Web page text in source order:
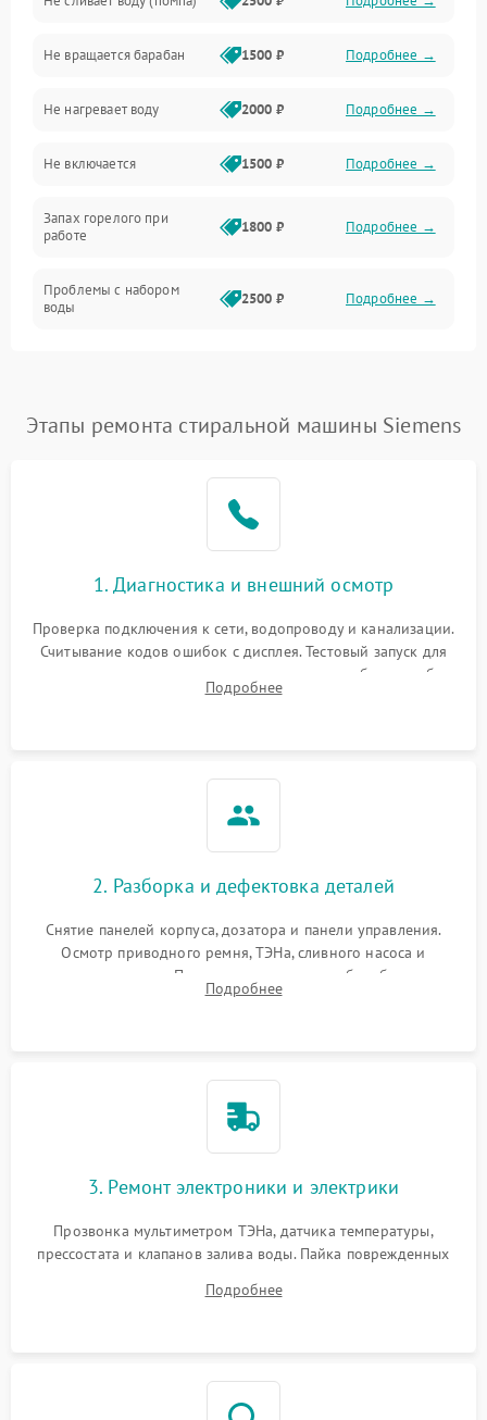
Водоснабжение
Слив
Программное обеспечение
Не вращается барабан 1500 ₽ Подробнее →
Не нагревает воду 2000 ₽ Подробнее →
Не включается 1500 ₽ Подробнее →
Запах горелого при
работе
1800 ₽ Подробнее →
Проблемы с набором
воды
2500 ₽ Подробнее →
2200 ₽ Подробнее →
Этапы ремонта стиральной машины Siemens
1. Диагностика и внешний осмотр
Проверка подключения к сети, водопроводу и канализации.
Считывание кодов ошибок с дисплея. Тестовый запуск для
выявления посторонних шумов, протечек или сбоев в работе
электронного модуля управления.
Подробнее
2. Разборка и дефектовка деталей
Снятие панелей корпуса, дозатора и панели управления.
Осмотр приводного ремня, ТЭНа, сливного насоса и
амортизаторов. Проверка подшипников барабана и
крестовины на износ, а манжеты люка на разрывы.
Подробнее
3. Ремонт электроники и электрики
Прозвонка мультиметром ТЭНа, датчика температуры,
прессостата и клапанов залива воды. Пайка поврежденных
Восстановление целостности проводки и контактов.
Подробнее